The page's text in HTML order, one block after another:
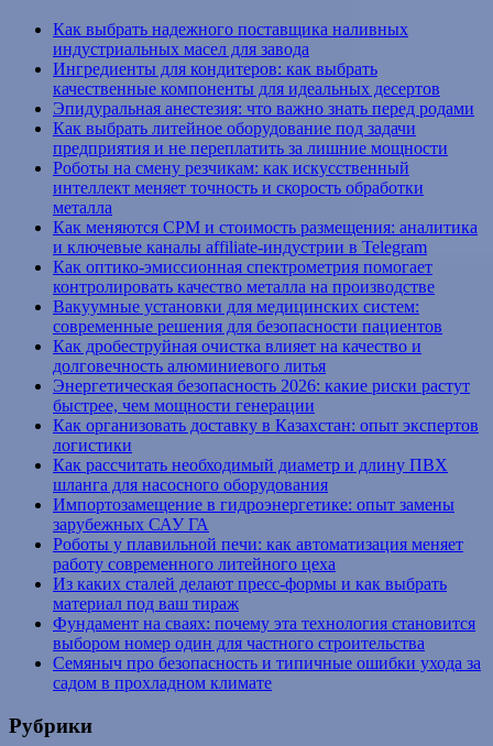
Как выбрать надежного поставщика наливных
индустриальных масел для завода
Ингредиенты для кондитеров: как выбрать
качественные компоненты для идеальных десертов
Эпидуральная анестезия: что важно знать перед родами
Как выбрать литейное оборудование под задачи
предприятия и не переплатить за лишние мощности
Роботы на смену резчикам: как искусственный
интеллект меняет точность и скорость обработки
металла
Как меняются CPM и стоимость размещения: аналитика
и ключевые каналы affiliate-индустрии в Telegram
Как оптико-эмиссионная спектрометрия помогает
контролировать качество металла на производстве
Вакуумные установки для медицинских систем:
современные решения для безопасности пациентов
Как дробеструйная очистка влияет на качество и
долговечность алюминиевого литья
Энергетическая безопасность 2026: какие риски растут
быстрее, чем мощности генерации
Как организовать доставку в Казахстан: опыт экспертов
логистики
Как рассчитать необходимый диаметр и длину ПВХ
шланга для насосного оборудования
Импортозамещение в гидроэнергетике: опыт замены
зарубежных САУ ГА
Роботы у плавильной печи: как автоматизация меняет
работу современного литейного цеха
Из каких сталей делают пресс-формы и как выбрать
материал под ваш тираж
Фундамент на сваях: почему эта технология становится
выбором номер один для частного строительства
Семяныч про безопасность и типичные ошибки ухода за
садом в прохладном климате
Рубрики